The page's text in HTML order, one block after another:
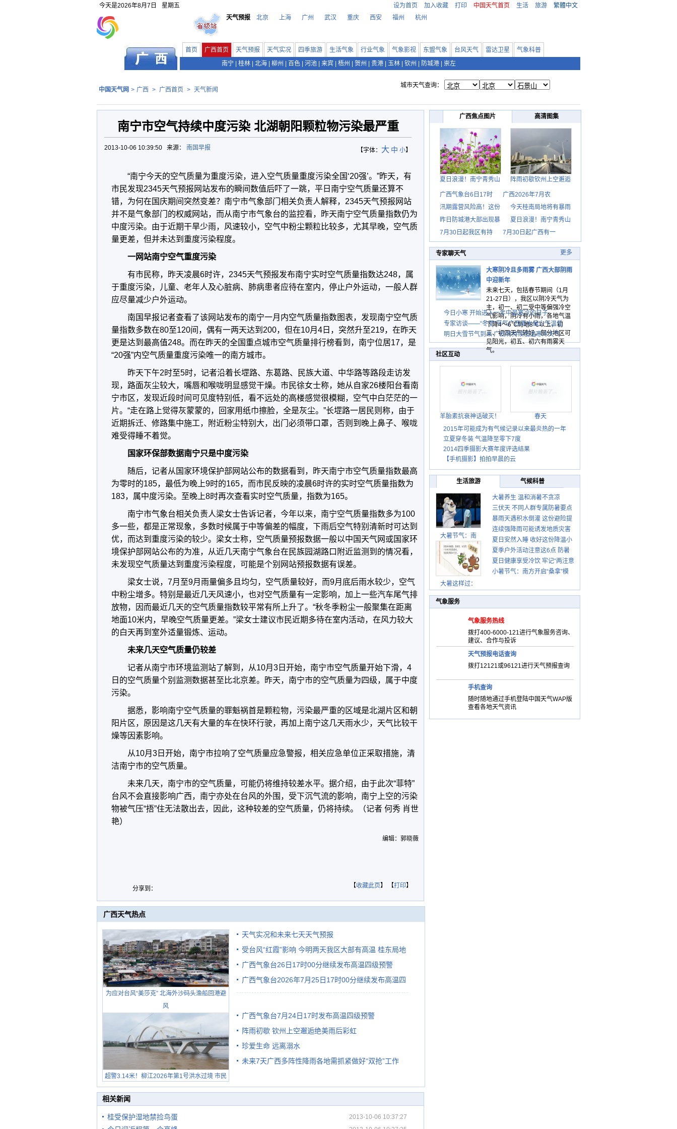
今天是2026年8月7日 星期五 设为首页 加入收藏 打印 中国天气首页 生活 旅游
繁體中文
天气预报
北京 上海 广州 武汉 重庆 西安 福州 杭州
首页 广西首页 天气预报 天气实况 四季旅游 生活气象 行业气象 气象影视 东盟气象 台风天气 雷达卫星
气象科普
南宁
桂林 北海 柳州 百色 河池 来宾 梧州 贺州 贵港 玉林 钦州 防城港 崇左
中国天气网 > 广西 > 广西首页 > 天气新闻
城市天气查询：
南宁市空气持续中度污染 北湖朝阳颗粒物污染最严重
【字体： 大 中 小】
2013-10-06 10:39:50 来源： 南国早报
“南宁今天的空气质量为重度污染，进入空气质量重度污染全国‘20强’。”昨天，有
市民发现2345天气预报网站发布的瞬间数值后吓了一跳，平日南宁空气质量还算不
错，为何在国庆期间突然变差？南宁市气象部门相关负责人解释，2345天气预报网站
并不是气象部门的权威网站，而从南宁市气象台的监控看，昨天南宁空气质量指数仍为
中度污染。由于近期干旱少雨，风速较小，空气中粉尘颗粒比较多，尤其早晚，空气质
量更差，但并未达到重度污染程度。
一网站南宁空气重度污染
有市民称，昨天凌晨6时许，2345天气预报发布南宁实时空气质量指数达248，属
于重度污染，儿童、老年人及心脏病、肺病患者应待在室内，停止户外运动，一般人群
应尽量减少户外运动。
南国早报记者查看了该网站发布的南宁一月内空气质量指数图表，发现南宁空气质
量指数多数在80至120间，偶有一两天达到200，但在10月4日，突然升至219，在昨天
更是达到最高值248。而在昨天的全国重点城市空气质量排行榜看到，南宁位居17，是
“20强”内空气质量重度污染唯一的南方城市。
昨天下午2时至5时，记者沿着长堽路、东葛路、民族大道、中华路等路段走访发
现，路面灰尘较大，嘴唇和喉咙明显感觉干燥。市民徐女士称，她从自家26楼阳台看南
宁市区，发现近段时间可见度特别低，看不远处的高楼感觉很模糊，空气中白茫茫的一
片。“走在路上觉得灰蒙蒙的，回家用纸巾擦脸，全是灰尘。”长堽路一居民则称，由于
近期拆迁、修路集中施工，附近粉尘特别大，出门必须带口罩，否则到晚上鼻子、喉咙
难受得睡不着觉。
国家环保部数据南宁只是中度污染
随后，记者从国家环境保护部网站公布的数据看到，昨天南宁市空气质量指数最高
为零时的185，最低为晚上9时的165，而市民反映的凌晨6时许的实时空气质量指数为
183，属中度污染。至晚上8时再次查看实时空气质量，指数为165。
南宁市气象台相关负责人梁女士告诉记者，今年以来，南宁空气质量指数多为100
多一些，都是正常现象，多数时候属于中等偏差的幅度，下雨后空气特别清新时可达到
优，而达到重度污染的较少。梁女士称，空气质量预报数据一般以中国天气网或国家环
境保护部网站公布的为准，从近几天南宁气象台在民族园湖路口附近监测到的情况看，
未发现空气质量达到重度污染程度，可能是个别网站预报数据有误差。
梁女士说，7月至9月雨量偏多且均匀，空气质量较好，而9月底后雨水较少，空气
中粉尘增多。特别是最近几天风速小，也对空气质量有一定影响，加上一些汽车尾气排
放物，因而最近几天的空气质量指数较平常有所上升了。“秋冬季粉尘一般聚集在距离
地面10米内，早晚空气质量更差。”梁女士建议市民近期多待在室内活动，在风力较大
的白天再到室外适量锻炼、运动。
未来几天空气质量仍较差
记者从南宁市环境监测站了解到，从10月3日开始，南宁市空气质量开始下滑，4
日的空气质量个别监测数据甚至比北京差。昨天，南宁市的空气质量为四级，属于中度
污染。
据悉，影响南宁空气质量的罪魁祸首是颗粒物，污染最严重的区域是北湖片区和朝
阳片区，原因是这几天有大量的车在快环行驶，再加上南宁这几天雨水少，天气比较干
燥等因素影响。
从10月3日开始，南宁市拉响了空气质量应急警报，相关应急单位正采取措施，清
洁南宁市的空气质量。
未来几天，南宁市的空气质量，可能仍将维持较差水平。据介绍，由于此次“菲特”
台风不会直接影响广西，南宁亦处在台风的外围，受下沉气流的影响，南宁上空的污染
物被气压“捂”住无法散出去，因此，这种较差的空气质量，仍将持续。（记者 何秀 肖世
艳）
编辑：郭晓薇
分享到： 【收藏此页】 【打印】
广西天气热点
为应对台风“美莎克” 北海外沙码头渔船回港避
风
超警3.14米！柳江2026年第1号洪水过境 市民
在堤岸见证汛况
天气实况和未来七天天气预报
受台风“红霞”影响 今明两天我区大部有高温 桂东局地
有较强降雨
广西气象台26日17时00分继续发布高温四级预警
广西气象台2026年7月25日17时00分继续发布高温四
广西气象台7月24日17时发布高温四级预警
阵雨初歇 钦州上空邂逅绝美雨后彩虹
珍爱生命 远离溺水
未来7天广西多阵性降雨各地需抓紧做好“双抢”工作
相关新闻
桂受保护湿地禁捡鸟蛋 2013-10-06 10:37:27
广西焦点图片 高清图集
夏日浪漫！南宁青秀山 阵雨初歇钦州上空邂逅
广西气象台6日17时
广西2026年7月农
汛期露营风险高！这份
今天桂南局地将有暴雨
昨日防城港大部出现暴
夏日浪漫！南宁青秀山
7月30日起我区有持
7月30日起广西有一
专家聊天气 更多
大寒阴冷且多雨雾 广西大部阴雨
中迎新年
未来七天，包括春节期间（1月
21-27日），我区以阴冷天气为
主，初一、初二受中等偏强冷空
气影响，阴冷有小雨，各地气温
下降4～6℃局地8℃以上，初
三、初四天气转好，部分地区可
见阳光，初五、初六有雨雾天
气。
今日小寒 开始进入一年中最寒冷的日子
专家访谈——“冬至”节气广西雨水偏少气温低
明日大雪节气到来 广西将持续低温寒冷天气
社区互动
羊胎素抗衰神话破灭！
春天
2015年可能成为有气候记录以来最炎热的一年
立夏穿冬装 气温降至零下7度
2014四季摄影大赛年度评选结果
【手机摄影】拍拍早晨的云
生活旅游 气候科普
大暑节气：南
大暑这样过：
大暑养生 温和消暑不贪凉
三伏天 不同人群专属防暑要点
请收好
暴雨天遇积水倒灌 这份避险提
示请收好
连续强降雨可能诱发地质灾害
这些前兆要知道
夏日安然入睡 收好这份降温小
贴士
夏季户外活动注意这6点 防暑
健身两不误
夏日健康享受冷饮 牢记“两注意
一控制”
小暑节气：南方开启“桑拿”模
气象服务
气象服务热线
拨打400-6000-121进行气象服务咨询、
建议、合作与投诉
天气预报电话查询
拨打12121或96121进行天气预报查询
手机查询
随时随地通过手机登陆中国天气WAP版
查看各地天气资讯